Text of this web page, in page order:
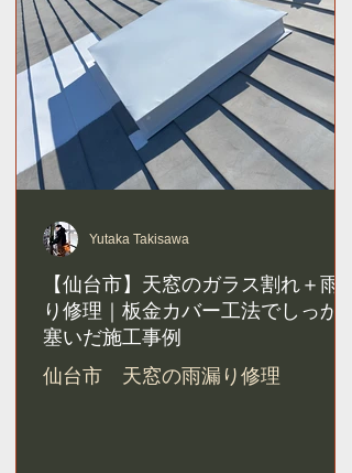
【仙台市】天窓のガラス割れ＋雨漏
り修理｜板金カバー工法でしっかり
塞いだ施工事例
仙台市 天窓の雨漏り修理
Yutaka Takisawa